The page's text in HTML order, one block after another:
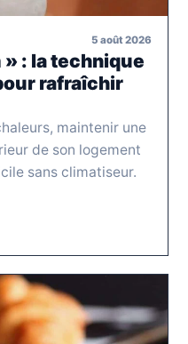
5 août 2026
: la technique
rafraîchir
maintenir une
de son logement
sans climatiseur.